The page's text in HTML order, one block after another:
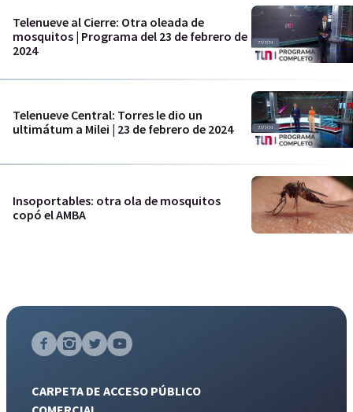
Telenueve al Cierre: Otra oleada de
mosquitos | Programa del 23 de febrero de
2024
Telenueve Central: Torres le dio un
ultimátum a Milei | 23 de febrero de 2024
Insoportables: otra ola de mosquitos
copó el AMBA
CARPETA DE ACCESO PÚBLICO